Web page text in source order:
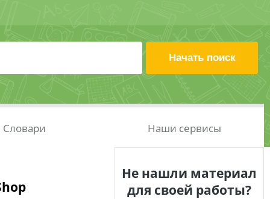
Словари Наши сервисы
Не нашли материал
для своей работы?